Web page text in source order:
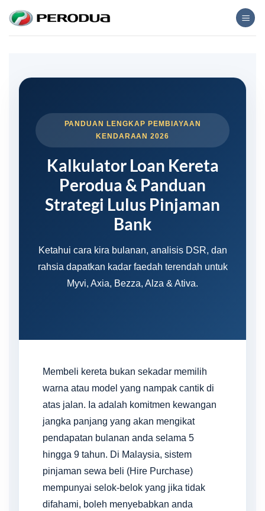
content
PANDUAN LENGKAP PEMBIAYAAN
KENDARAAN 2026
Kalkulator Loan Kereta
Perodua & Panduan
Strategi Lulus Pinjaman
Bank
Ketahui cara kira bulanan, analisis DSR, dan
rahsia dapatkan kadar faedah terendah untuk
Myvi, Axia, Bezza, Alza & Ativa.
Membeli kereta bukan sekadar memilih
warna atau model yang nampak cantik di
atas jalan. Ia adalah komitmen kewangan
jangka panjang yang akan mengikat
pendapatan bulanan anda selama 5
hingga 9 tahun. Di Malaysia, sistem
pinjaman sewa beli (Hire Purchase)
mempunyai selok-belok yang jika tidak
difahami, boleh menyebabkan anda